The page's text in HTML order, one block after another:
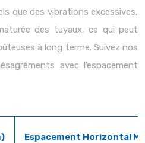
que des vibrations excessives,
des tuyaux, ce qui peut
à long terme. Suivez nos
avec l’espacement
Espacement Horizontal